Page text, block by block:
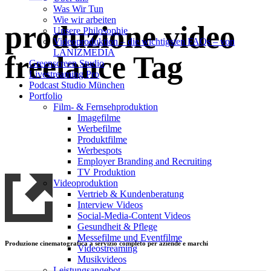
Was Wir Tun
Wie wir arbeiten
Unsere Philosophie
Videoproduktion – die wichtigsten FAQs – von
LANIZMEDIA
Greenscreen Studio
Livestreaming Pro
Podcast Studio München
Portfolio
Film- & Fernsehproduktion
Imagefilme
Werbefilme
Produktfilme
Werbespots
Employer Branding and Recruiting
TV Produktion
Videoproduktion
Vertrieb & Kundenberatung
Interview Videos
Social-Media-Content Videos
Gesundheit & Pflege
Mes­se­filme und Eventfilme
Video­strea­ming
Musikvideos
produzione video
freelance Tag
Produzione cinematografica a servizio completo per aziende e marchi